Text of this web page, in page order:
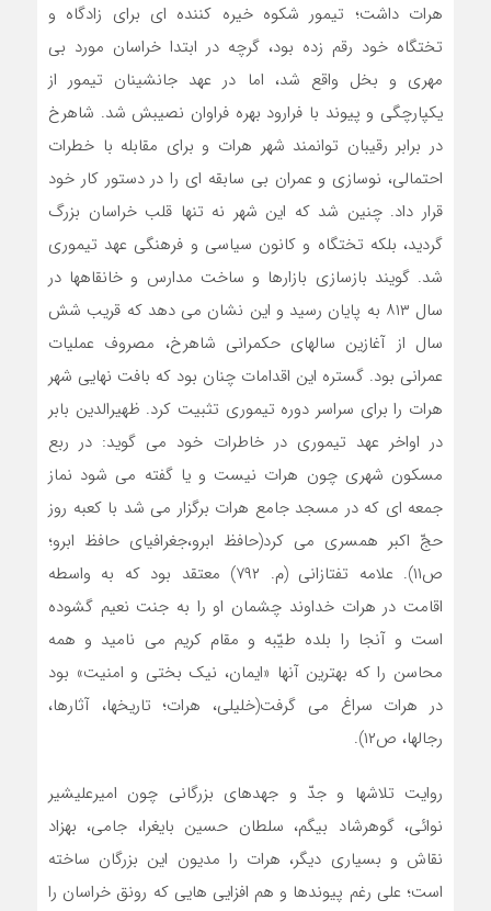
هرات داشت؛ تیمور شکوه خیره کننده ای برای زادگاه و
تختگاه خود رقم زده بود، گرچه در ابتدا خراسان مورد بی
مهری و بخل واقع شد، اما در عهد جانشینان تیمور از
یکپارچگی و پیوند با فرارود بهره فراوان نصیبش شد. شاهرخ
در برابر رقیبان توانمند شهر هرات و برای مقابله با خطرات
احتمالی، نوسازی و عمران بی سابقه ای را در دستور کار خود
قرار داد. چنین شد که این شهر نه تنها قلب خراسان بزرگ
گردید، بلکه تختگاه و کانون سیاسی و فرهنگی عهد تیموری
شد. گویند بازسازی بازارها و ساخت مدارس و خانقاهها در
سال ۸۱۳ به پایان رسید و این نشان می دهد که قریب شش
سال از آغازین سالهای حکمرانی شاهرخ، مصروف عملیات
عمرانی بود. گستره این اقدامات چنان بود که بافت نهایی شهر
هرات را برای سراسر دوره تیموری تثبیت کرد. ظهیرالدین بابر
در اواخر عهد تیموری در خاطرات خود می گوید: در ربع
مسکون شهری چون هرات نیست و یا گفته می شود نماز
جمعه ای که در مسجد جامع هرات برگزار می شد با کعبه روز
حجّ اکبر همسری می کرد(حافظ ابرو،جغرافیای حافظ ابرو؛
ص۱۱). علامه تفتازانی (م. ۷۹۲) معتقد بود که به واسطه
اقامت در هرات خداوند چشمان او را به جنت نعیم گشوده
است و آنجا را بلده طیّبه و مقام کریم می نامید و همه
محاسن را که بهترین آنها «ایمان، نیک بختی و امنیت» بود
در هرات سراغ می گرفت(خلیلی، هرات؛ تاریخها، آثارها،
رجالها، ص۱۲).
روایت تلاشها و جدّ و جهدهای بزرگانی چون امیرعلیشیر
نوائی، گوهرشاد بیگم، سلطان حسین بایغرا، جامی، بهزاد
نقاش و بسیاری دیگر، هرات را مدیون این بزرگان ساخته
است؛ علی رغم پیوندها و هم افزایی هایی که رونق خراسان را